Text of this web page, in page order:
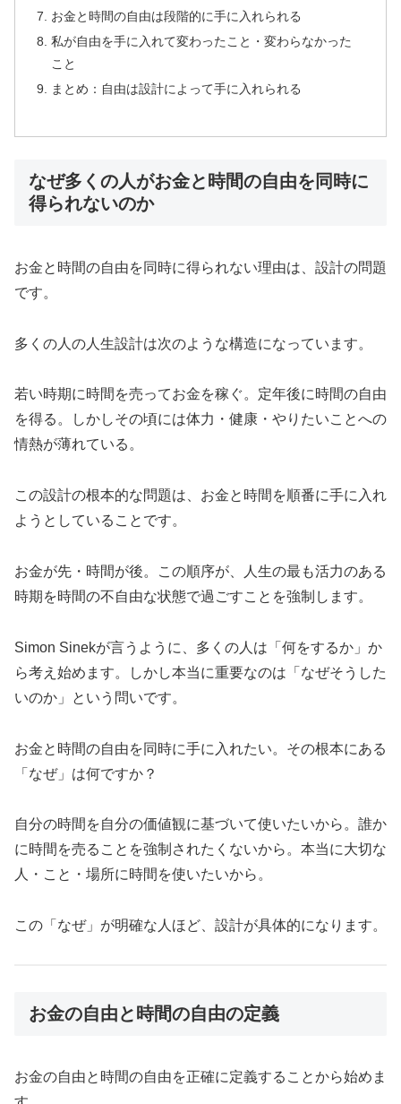
お金と時間の自由は段階的に手に入れられる
私が自由を手に入れて変わったこと・変わらなかった
こと
まとめ：自由は設計によって手に入れられる
なぜ多くの人がお金と時間の自由を同時に
得られないのか
お金と時間の自由を同時に得られない理由は、設計の問題
です。
多くの人の人生設計は次のような構造になっています。
若い時期に時間を売ってお金を稼ぐ。定年後に時間の自由
を得る。しかしその頃には体力・健康・やりたいことへの
情熱が薄れている。
この設計の根本的な問題は、お金と時間を順番に手に入れ
ようとしていることです。
お金が先・時間が後。この順序が、人生の最も活力のある
時期を時間の不自由な状態で過ごすことを強制します。
Simon Sinekが言うように、多くの人は「何をするか」か
ら考え始めます。しかし本当に重要なのは「なぜそうした
いのか」という問いです。
お金と時間の自由を同時に手に入れたい。その根本にある
「なぜ」は何ですか？
自分の時間を自分の価値観に基づいて使いたいから。誰か
に時間を売ることを強制されたくないから。本当に大切な
人・こと・場所に時間を使いたいから。
この「なぜ」が明確な人ほど、設計が具体的になります。
お金の自由と時間の自由の定義
お金の自由と時間の自由を正確に定義することから始めま